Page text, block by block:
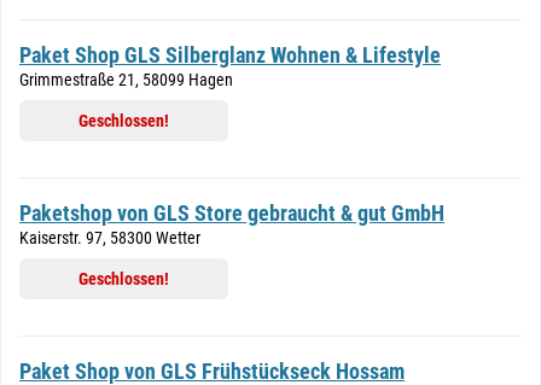
Paket Shop GLS Silberglanz Wohnen & Lifestyle
Grimmestraße 21, 58099 Hagen
Geschlossen!
Paketshop von GLS Store gebraucht & gut GmbH
Kaiserstr. 97, 58300 Wetter
Geschlossen!
Paket Shop von GLS Frühstückseck Hossam